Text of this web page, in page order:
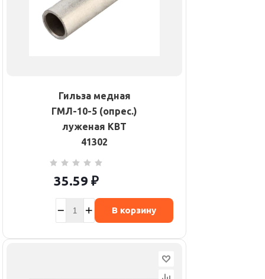
Гильза медная
ГМЛ-10-5 (опрес.)
луженая КВТ
41302
35.59 ₽
В корзину